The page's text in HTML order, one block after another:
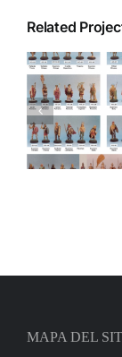
Related
MAPA DEL